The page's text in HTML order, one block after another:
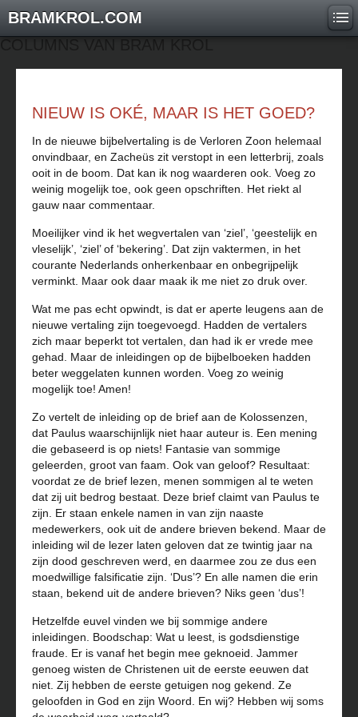
BRAMKROL.COM
NIEUW IS OKÉ, MAAR IS HET GOED?
In de nieuwe bijbelvertaling is de Verloren Zoon helemaal
onvindbaar, en Zacheüs zit verstopt in een letterbrij, zoals
ooit in de boom. Dat kan ik nog waarderen ook. Voeg zo
weinig mogelijk toe, ook geen opschriften. Het riekt al
gauw naar commentaar.
Moeilijker vind ik het wegvertalen van ‘ziel’, ‘geestelijk en
vleselijk’, ‘ziel’ of ‘bekering’. Dat zijn vaktermen, in het
courante Nederlands onherkenbaar en onbegrijpelijk
verminkt. Maar ook daar maak ik me niet zo druk over.
Wat me pas echt opwindt, is dat er aperte leugens aan de
nieuwe vertaling zijn toegevoegd. Hadden de vertalers
zich maar beperkt tot vertalen, dan had ik er vrede mee
gehad. Maar de inleidingen op de bijbelboeken hadden
beter weggelaten kunnen worden. Voeg zo weinig
mogelijk toe! Amen!
Zo vertelt de inleiding op de brief aan de Kolossenzen,
dat Paulus waarschijnlijk niet haar auteur is. Een mening
die gebaseerd is op niets! Fantasie van sommige
geleerden, groot van faam. Ook van geloof? Resultaat:
voordat ze de brief lezen, menen sommigen al te weten
dat zij uit bedrog bestaat. Deze brief claimt van Paulus te
zijn. Er staan enkele namen in van zijn naaste
medewerkers, ook uit de andere brieven bekend. Maar de
inleiding wil de lezer laten geloven dat ze twintig jaar na
zijn dood geschreven werd, en daarmee zou ze dus een
moedwillige falsificatie zijn. ‘Dus’? En alle namen die erin
staan, bekend uit de andere brieven? Niks geen ‘dus’!
Hetzelfde euvel vinden we bij sommige andere
inleidingen. Boodschap: Wat u leest, is godsdienstige
fraude. Er is vanaf het begin mee geknoeid. Jammer
genoeg wisten de Christenen uit de eerste eeuwen dat
niet. Zij hebben de eerste getuigen nog gekend. Ze
geloofden in God en zijn Woord. En wij? Hebben wij soms